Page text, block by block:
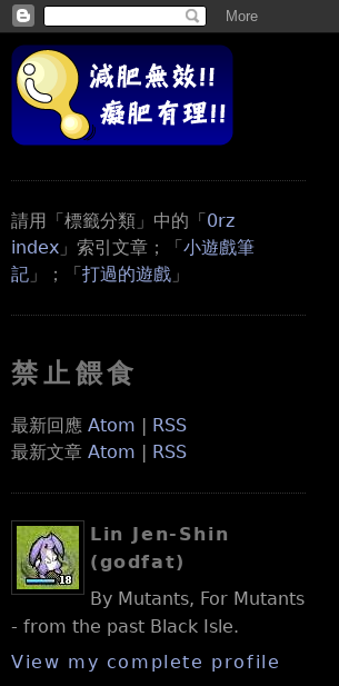
請用「標籤分類」中的「0rz
index 」索引文章；「小遊戲筆
記 」；「打過的遊戲 」
禁止餵食
最新回應 Atom | RSS
最新文章 Atom | RSS
Lin Jen-Shin
(godfat)
By Mutants, For Mutants
- from the past Black Isle.
View my complete profile